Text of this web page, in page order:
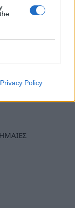
Privacy PolicyNews και